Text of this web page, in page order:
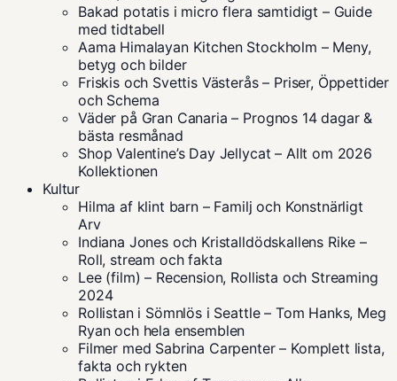
Bakad potatis i micro flera samtidigt – Guide
med tidtabell
Aama Himalayan Kitchen Stockholm – Meny,
betyg och bilder
Friskis och Svettis Västerås – Priser, Öppettider
och Schema
Väder på Gran Canaria – Prognos 14 dagar &
bästa resmånad
Shop Valentine’s Day Jellycat – Allt om 2026
Kollektionen
Kultur
Hilma af klint barn – Familj och Konstnärligt
Arv
Indiana Jones och Kristalldödskallens Rike –
Roll, stream och fakta
Lee (film) – Recension, Rollista och Streaming
2024
Rollistan i Sömnlös i Seattle – Tom Hanks, Meg
Ryan och hela ensemblen
Filmer med Sabrina Carpenter – Komplett lista,
fakta och rykten